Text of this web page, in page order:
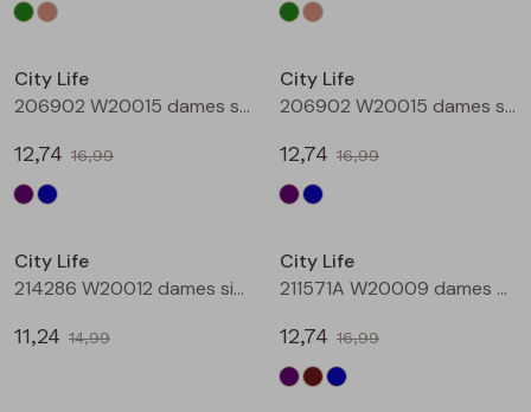
Bermuda's
City Life
206902 W20015 dames singlet Aubergine
12,74 16,99
City Life
206902 W20015 dames singlet Petrol
12,74 16,99
City Life
214286 W20012 dames singlet Petrol
11,24 14,99
City Life
211571A W20009 dames T-shirt km Aubergine
12,74 16,99